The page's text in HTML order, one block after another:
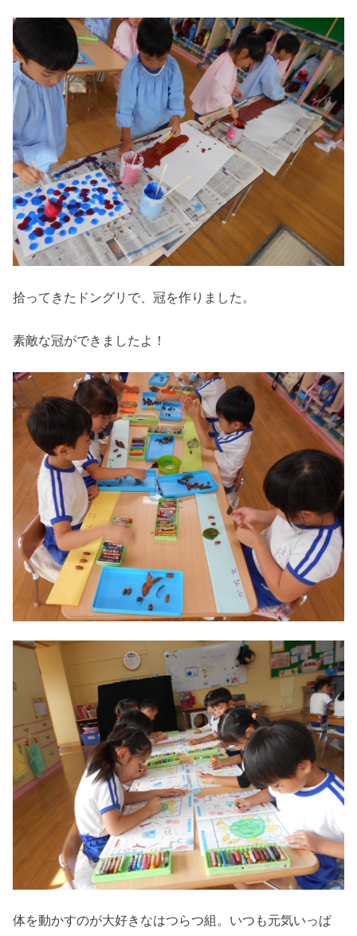
拾ってきたドングリで、冠を作りました。
素敵な冠ができましたよ！
体を動かすのが大好きなはつらつ組。いつも元気いっぱ